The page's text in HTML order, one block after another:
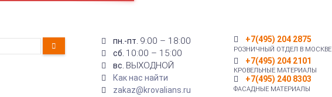
пн.-пт. 9:00 – 18:00
сб. 10:00 – 15:00
вс. ВЫХОДНОЙ
Как нас найти
zakaz@krovalians.ru
+7(495) 204 2875
РОЗНИЧНЫЙ ОТДЕЛ В МОСКВЕ
+7(495) 204 2101
КРОВЕЛЬНЫЕ МАТЕРИАЛЫ
+7(495) 240 8303
ФАСАДНЫЕ МАТЕРИАЛЫ